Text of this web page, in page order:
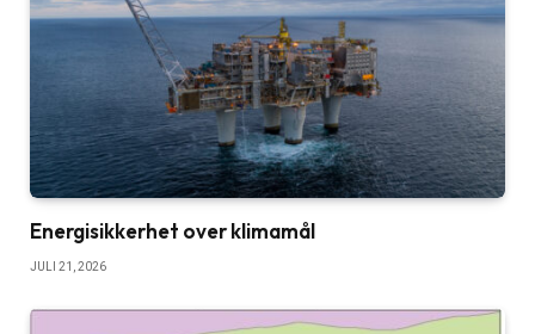
Energisikkerhet over klimamål
JULI 21, 2026